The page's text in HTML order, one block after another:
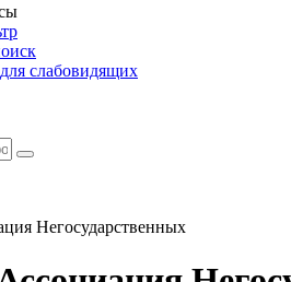
слабовидящих
Негосударственных